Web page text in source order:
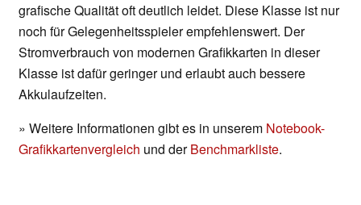
grafische Qualität oft deutlich leidet. Diese Klasse ist nur
noch für Gelegenheitsspieler empfehlenswert. Der
Stromverbrauch von modernen Grafikkarten in dieser
Klasse ist dafür geringer und erlaubt auch bessere
Akkulaufzeiten.
» Weitere Informationen gibt es in unserem Notebook-
Grafikkartenvergleich und derBenchmarkliste.